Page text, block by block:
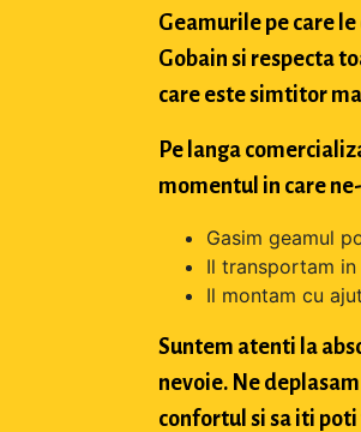
Geamurile pe care
Gobain si respecta
care este simtitor
Pe langa
momentul in care
Gasim geamul
Il transportam
Il montam cu
Suntem atenti la
nevoie. Ne
confortul si sa iti